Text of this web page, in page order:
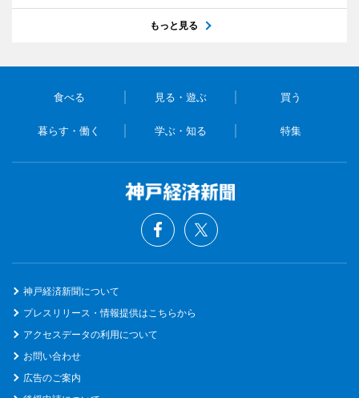
もっと見る
食べる 見る・遊ぶ 買う
暮らす・働く 学ぶ・知る 特集
神戸経済新聞について
プレスリリース・情報提供はこちらから
アクセスデータの利用について
お問い合わせ
広告のご案内